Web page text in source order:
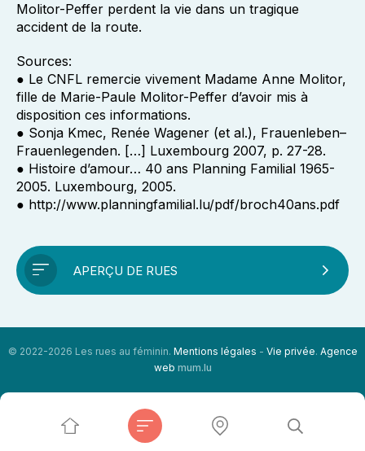
Molitor-Peffer perdent la vie dans un tragique
accident de la route.
Sources:
● Le CNFL remercie vivement Madame Anne Molitor,
fille de Marie-Paule Molitor-Peffer d’avoir mis à
disposition ces informations.
● Sonja Kmec, Renée Wagener (et al.), Frauenleben–
Frauenlegenden. […] Luxembourg 2007, p. 27-28.
● Histoire d’amour… 40 ans Planning Familial 1965-
2005. Luxembourg, 2005.
● http://www.planningfamilial.lu/pdf/broch40ans.pdf
APERÇU DE RUES
© 2022-2026 Les rues au féminin. Mentions légales - Vie privée. Agence
web mum.lu